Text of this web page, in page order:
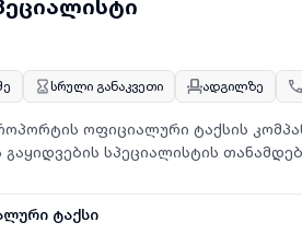
სრული განაკვეთი ადგილზე
ოფიციალური ტაქსის
სპეციალისტის
დეტალური გაცნობა და
ანალიზი და მათთვის
ტაქსი